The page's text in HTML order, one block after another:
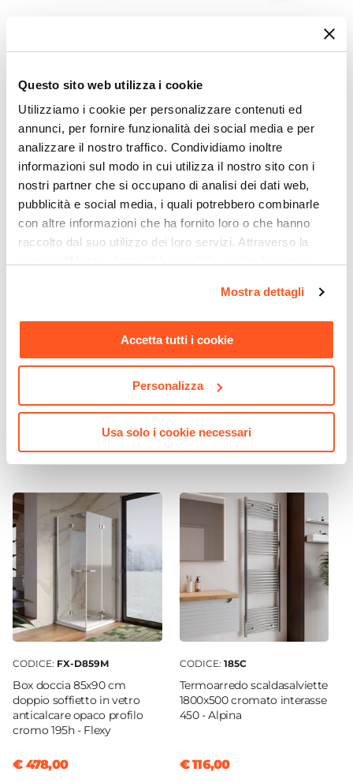
Questo sito web utilizza i cookie
Utilizziamo i cookie per personalizzare contenuti ed
annunci, per fornire funzionalità dei social media e per
analizzare il nostro traffico. Condividiamo inoltre
informazioni sul modo in cui utilizza il nostro sito con i
nostri partner che si occupano di analisi dei dati web,
pubblicità e social media, i quali potrebbero combinarle
con altre informazioni che ha fornito loro o che hanno
raccolto dal suo utilizzo dei loro servizi. Attraverso la
momento. Per maggiori informazioni si invita a leggere la
Mostra dettagli
Accetta tutti i cookie
Personalizza
Usa solo i cookie necessari
Tipo Cartuccia
Ceramica
attacco standard cromo
€ 19,00
universale in ottone
€ 22,00
Termoarredo scaldasalviette
1500x500 cromato interasse
€ 97,00
CODICE:TE-FIL1
Sanitari filomuro a
risparmio idrico rimless
lucido - Teo
CODICE: FX-D859M
Box doccia 85x90 cm
doppio soffietto in vetro
anticalcare opaco profilo
cromo 195h - Flexy
€ 478,00
CODICE: 185C
Termoarredo scaldasalviette
1800x500 cromato interasse
450 - Alpina
€ 116,00